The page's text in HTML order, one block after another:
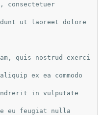
consectetuer
ut laoreet dolore
quis nostrud exerci
ex ea commodo
in vulputate
eu feugiat nulla